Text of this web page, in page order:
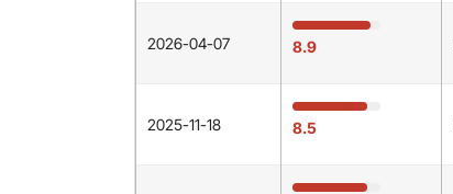
2026-04-07 8.9
2025-11-18 8.5